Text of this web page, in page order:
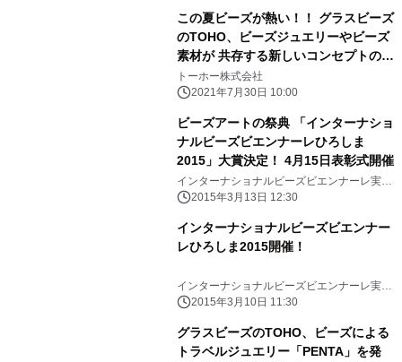
この夏ビーズが熱い！！ グラスビーズ
のTOHO、ビーズジュエリーやビーズ
素材が 共存する新しいコンセプトのシ
ョップを 有楽町マルイ5階に8月4日よ
り2ヶ月間期間限定OPEN
トーホー株式会社
2021年7月30日 10:00
ビーズアートの祭典 「インターナショ
ナルビーズビエンナーレひろしま
2015」大賞決定！ 4月15日表彰式開催
インターナショナルビーズビエンナーレ実行
委員会2015年3月13日 12:30
インターナショナルビーズビエンナー
レひろしま2015開催！
インターナショナルビーズビエンナーレ実行
委員会2015年3月10日 11:30
グラスビーズのTOHO、ビーズによる
トラベルジュエリー「PENTA」を発